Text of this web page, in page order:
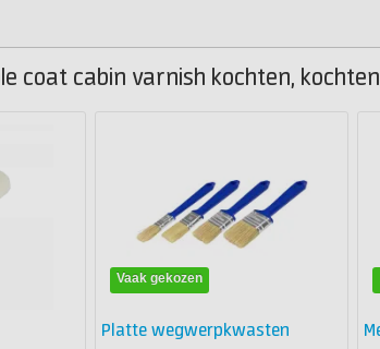
coat cabin varnish kochten,
Vaak gekozen
Platte wegwerpkwasten